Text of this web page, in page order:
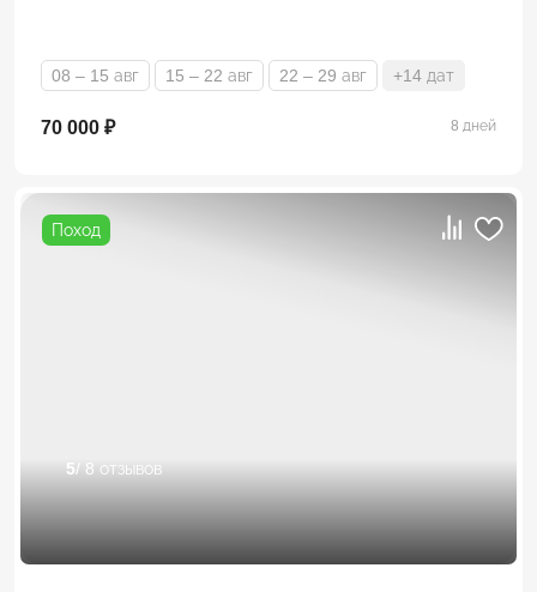
08 – 15 авг 15 – 22 авг 22 – 29 авг +14 дат
70 000 ₽ 8 дней
Поход
5/ 8 отзывов